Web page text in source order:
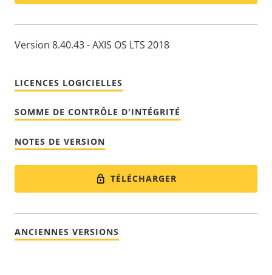
Version 8.40.43 - AXIS OS LTS 2018
LICENCES LOGICIELLES
SOMME DE CONTRÔLE D'INTÉGRITÉ
NOTES DE VERSION
TÉLÉCHARGER
ANCIENNES VERSIONS